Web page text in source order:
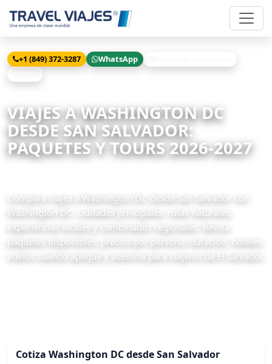
+1 (849) 372-3287 WhatsApp
VIAJES A WASHINGTON DC
DESDE SAN SALVADOR:
PAQUETES Y TOURS 2026-2027
Compara viajes a Washington DC desde San Salvador con
Washington DC, ciudades principales, rutas naturales,
experiencias locales y combinados regionales. Revisa
paquetes disponibles, precios por persona, duración, hoteles,
vuelos cuando aplique y asesoría para viajeros de El Salvador.
Cotiza Washington DC desde San Salvador